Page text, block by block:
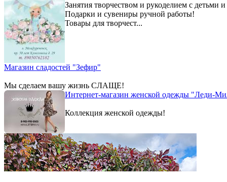
Занятия творчеством и рукоделием с детьми
Подарки и сувениры ручной работы!
Товары для творчест...
Магазин сладостей "Зефир"
Мы сделаем вашу жизнь СЛАЩЕ!
Интернет-магазин женской одежды "Леди-
Коллекция женской одежды!